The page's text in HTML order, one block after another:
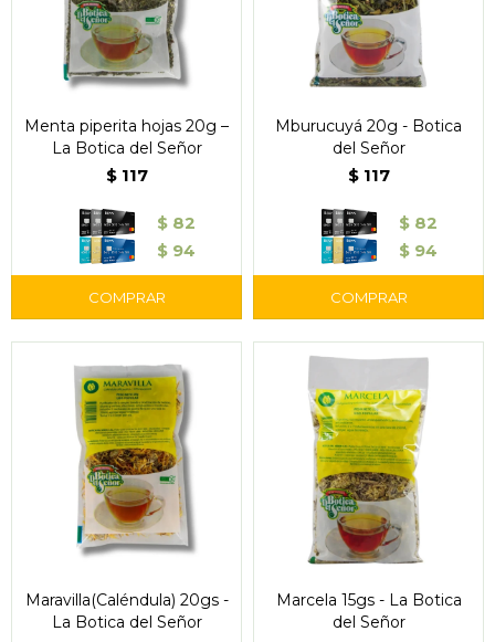
Menta piperita hojas 20g –
La Botica del Señor
$ 117
$ 82
$ 94
Mburucuyá 20g - Botica
del Señor
$ 117
$ 82
$ 94
Maravilla(Caléndula) 20gs -
La Botica del Señor
Marcela 15gs - La Botica
del Señor